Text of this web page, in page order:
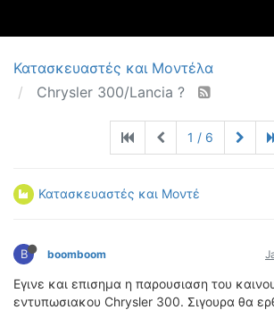
Κατασκευαστές και Μοντέλα
Chrysler 300/Lancia ?
1 / 6
Κατασκευαστές και Μοντέλα
B boomboom
Εγινε και επισημα η παρουσιαση του
εντυπωσιακου Chrysler 300. Σιγουρα θα
ΔΟΚΙΜΕΣ
ΠΑΡΟΥΣΙΑΣΕΙΣ
ΑΓΩΝΙΣΤΙΚΕΣ ΓΝΩΡΙΜΙΕΣ
ΟΔΟΙΠΟΡΙΚΑ